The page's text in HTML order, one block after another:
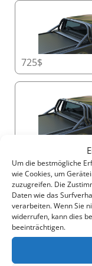
Um die bestmögliche
wie Cookies, um
zuzugreifen. Die
Daten wie das
verarbeiten. Wenn Sie
widerrufen, kann dies
beeinträchtigen.
Technologie
Halten Sie die
geschützt mit
Ausgestattet mit
Überlaufkanälen
Minute und sorgt
starkem Regen
Kompaktes
Maximieren Sie
kompakten
die führend in der
•Doppelkabine:
•Space-/
Modelle: 26 cm x
Dieses Design
Haltbarkeit und
725$
1060$
Überrollbügel